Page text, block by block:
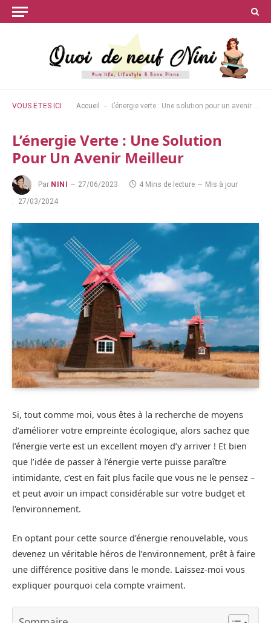
VOUS ÊTES ICI Accueil - L’énergie verte : Une solution pour un avenir meilleur
L’énergie Verte : Une Solution
Pour Un Avenir Meilleur
Par NINI 27/06/2023 4 Mins de lecture
Mis à jour
:
27/03/2024
Si, tout comme moi, vous êtes à la recherche de moyens
d’améliorer votre empreinte écologique, alors sachez que
l’énergie verte est un excellent moyen d’y arriver ! Et bien
que l’idée de passer à l’énergie verte puisse paraître
intimidante, c’est en fait plus facile que vous ne le pensez –
et peut avoir un impact considérable sur votre budget et
l’environnement.
En optant pour cette source d’énergie renouvelable, vous
devenez un véritable héros de l’environnement, prêt à faire
une différence positive dans le monde. Laissez-moi vous
expliquer pourquoi cela compte vraiment.